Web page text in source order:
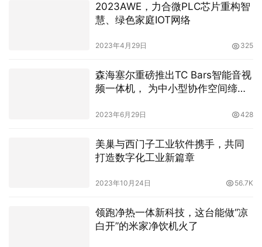
2023AWE，力合微PLC芯片重构智
慧、绿色家庭IOT网络
2023年4月29日 325
森海塞尔重磅推出TC Bars智能音视
频一体机， 为中小型协作空间缔造
2023年6月29日 428
美巢与西门子工业软件携手，共同
打造数字化工业新篇章
2023年10月24日 56.7K
领跑净热一体新科技，这台能做“凉
白开”的米家净饮机火了